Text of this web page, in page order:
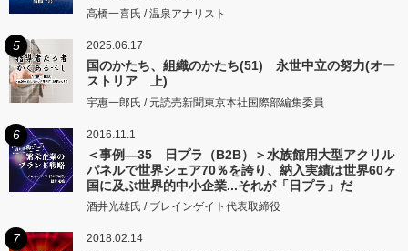
高橋一喜氏 / 温泉アナリスト
5 2025.06.17
国のかたち、組織のかたち(51) 永世中立の努力(オー
ストリア 上)
宇惠一郎氏 / 元読売新聞東京本社国際部編集委員
6 2016.11.1
＜事例―35 日プラ（B2B）＞水族館用大型アクリル
パネルで世界シェア70％を誇り、納入実績は世界60ヶ
国に及ぶ世界的中小企業...それが「日プラ」だ
酒井光雄氏 / ブレインゲイト代表取締役
7 2018.02.14